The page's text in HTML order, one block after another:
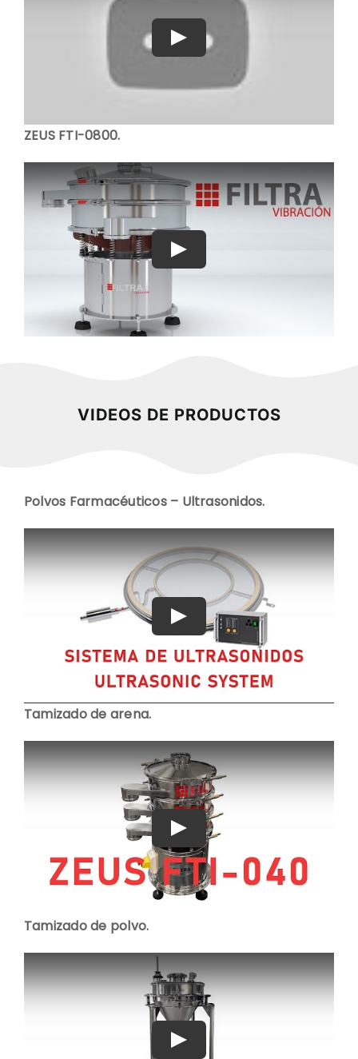
Play
ZEUS FTI-0800.
Play
VIDEOS DE PRODUCTOS
Polvos Farmacéuticos – Ultrasonidos.
Play
Tamizado de arena.
Play
Tamizado de polvo.
Play